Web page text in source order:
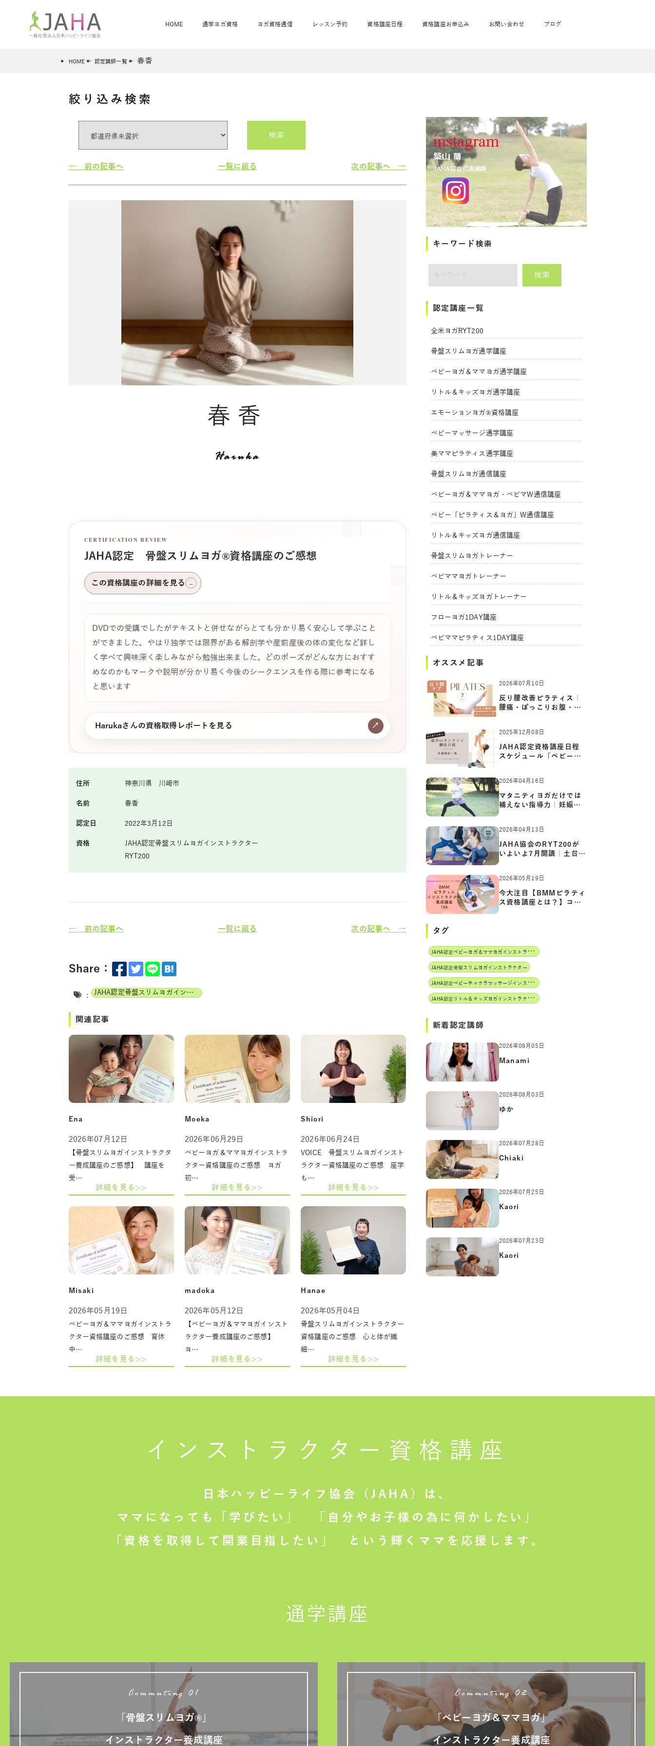
HOME
JAHAについて JAHAヨガスタジオ概要 直営校ブログ
通学ヨガ資格
JAHA資格講座一覧 養成講座お申込み
ベビーマッサージ通学
美ママピラティス通学
ヨガ資格通信
骨盤スリムヨガ®通信 ベビママヨガW通信 ベビー「ピラティス＆ヨガ」W通信 リトル＆キッズヨガ通信
レッスン予約
ヨガレッスンカレンダー オンラインヨガ詳細 出張ヨガ・オフィスヨガ
ベビーチャクラマッサージ
資格講座日程
骨盤スリムヨガ
ス
資格講座お申込み お問い合わせ ブログ
HOME 認定講師一覧 春香
絞り込み検索
検索
← 前の記事へ 一覧に戻る 次の記事へ →
春香
Haruka
CERTIFICATION REVIEW
JAHA認定 骨盤スリムヨガ®資格講座のご感想
この資格講座の詳細を見る →
DVDでの受講でしたがテキストと併せながらとても分かり易く安心して学ぶこと
ができました。やはり独学では限界がある解剖学や産前産後の体の変化など詳し
く学べて興味深く楽しみながら勉強出来ました。どのポーズがどんな方におすす
めなのかもマークや説明が分かり易く今後のシークエンスを作る際に参考になる
と思います
Harukaさんの資格取得レポートを見る ↗
住所 神奈川県 川崎市
名前 春香
認定日 2022年3月12日
資格
JAHA認定骨盤スリムヨガインストラクター
RYT200
← 前の記事へ 一覧に戻る 次の記事へ →
Share：
: JAHA認定骨盤スリムヨガインストラクター
関連記事
Ena
2026年07月12日
【骨盤スリムヨガインストラクタ
ー養成講座のご感想】 講座を
受…
詳細を見る>>
Moeka
2026年06月29日
ベビーヨガ＆ママヨガインストラ
クター資格講座のご感想 ヨガ
初…
詳細を見る>>
Shiori
2026年06月24日
VOICE 骨盤スリムヨガインスト
ラクター資格講座のご感想 座学
も…
詳細を見る>>
Misaki
2026年05月19日
ベビーヨガ＆ママヨガインストラ
クター資格講座のご感想 育休
中…
詳細を見る>>
madoka
2026年05月12日
【ベビーヨガ＆ママヨガインスト
ラクター養成講座のご感想】
ヨ…
詳細を見る>>
Hanae
2026年05月04日
骨盤スリムヨガインストラクター
資格講座のご感想 心と体が繊
細…
詳細を見る>>
キーワード検索
検索
認定講座一覧
全米ヨガRYT200
骨盤スリムヨガ通学講座
ベビーヨガ＆ママヨガ通学講座
リトル＆キッズヨガ通学講座
エモーションヨガ®資格講座
ベビーマッサージ通学講座
美ママピラティス通学講座
骨盤スリムヨガ通信講座
ベビーヨガ＆ママヨガ・ベビマW通信講座
ベビー「ピラティス＆ヨガ」W通信講座
リトル＆キッズヨガ通信講座
骨盤スリムヨガトレーナー
ベビママヨガトレーナー
リトル＆キッズヨガトレーナー
フローヨガ1DAY講座
ベビママピラティス1DAY講座
オススメ記事
2026年07月10日
反り腰改善ピラティス｜
腰痛・ぽっこりお腹・姿
2025年12月08日
JAHA認定資格講座日程
スケジュール「ベビーヨ
2026年04月16日
マタニティヨガだけでは
補えない指導力｜妊娠期
の体…
2026年04月13日
JAHA協会のRYT200が
いよいよ7月開講｜土台か
ら応用ま…
2026年05月19日
今大注目【BMMピラティ
ス資格講座とは？】コア
からカ…
タグ
J
AHA認定ベビーヨガ＆ママヨガインストラクター
JAHA認定骨盤スリムヨガインストラクター
J
AHA認定ベビーチャクラマッサージインストラクター
J
AHA認定リトル＆キッズヨガインストラクター
新着認定講師
2026年08月05日
Manami
2026年08月03日
ゆか
2026年07月28日
Chiaki
2026年07月25日
Kaori
2026年07月23日
Kaori
インストラクター 資格講座
日本ハッピーライフ協会（JAHA）は、
ママになっても「学びたい」
「自分やお子様の為に何かしたい」
「資格を取得して開業目指したい」
という輝くママを応援します。
通学講座
Commuting 01
「骨盤スリムヨガ®」
インストラクター養成講座
Commuting 02
「ベビーヨガ＆ママヨガ」
インストラクター養成講座